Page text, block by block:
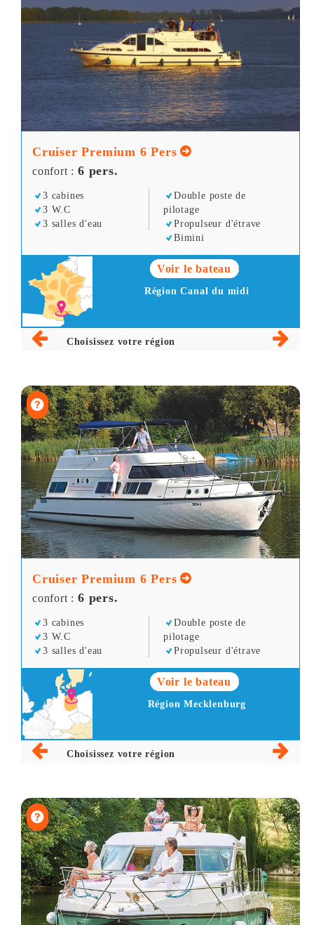
Cruiser Premium 6 Pers
confort : 6 pers.
3 cabines
3 W.C
3 salles d'eau
Double poste de
pilotage
Propulseur d'étrave
Bimini
Voir le bateau
Région Canal du midi
Choisissez votre région
Cruiser Premium 6 Pers
confort : 6 pers.
3 cabines
3 W.C
3 salles d'eau
Double poste de
pilotage
Propulseur d'étrave
Voir le bateau
Région Mecklenburg
Choisissez votre région